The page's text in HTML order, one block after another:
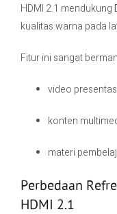
HDMI 2.1 mendukung
kualitas warna pada
Fitur ini sangat
video
konten
materi
Perbedaan
HDMI 2.1